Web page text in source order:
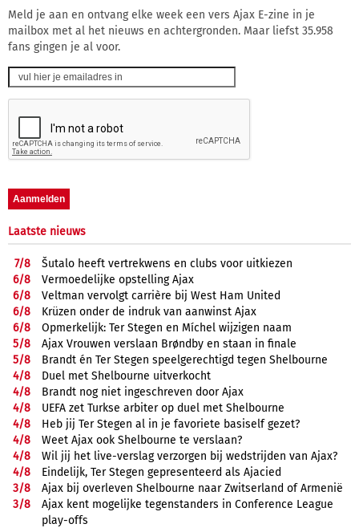
Meld je aan en ontvang elke week een vers Ajax E-zine in je
mailbox met al het nieuws en achtergronden. Maar liefst 35.958
fans gingen je al voor.
Laatste nieuws
7/8
Šutalo heeft vertrekwens en clubs voor uitkiezen
6/8
Vermoedelijke opstelling Ajax
6/8
Veltman vervolgt carrière bij West Ham United
6/8
Krüzen onder de indruk van aanwinst Ajax
6/8
Opmerkelijk: Ter Stegen en Míchel wijzigen naam
5/8
Ajax Vrouwen verslaan Brøndby en staan in finale
5/8
Brandt én Ter Stegen speelgerechtigd tegen Shelbourne
4/8
Duel met Shelbourne uitverkocht
4/8
Brandt nog niet ingeschreven door Ajax
4/8
UEFA zet Turkse arbiter op duel met Shelbourne
4/8
Heb jij Ter Stegen al in je favoriete basiself gezet?
4/8
Weet Ajax ook Shelbourne te verslaan?
4/8
Wil jij het live-verslag verzorgen bij wedstrijden van Ajax?
4/8
Eindelijk, Ter Stegen gepresenteerd als Ajacied
3/8
Ajax bij overleven Shelbourne naar Zwitserland of Armenië
3/8
Ajax kent mogelijke tegenstanders in Conference League
play-offs